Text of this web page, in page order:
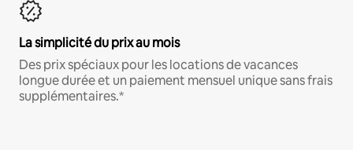
La simplicité du prix au mois
Des prix spéciaux pour les locations de vacances
longue durée et un paiement mensuel unique sans frais
supplémentaires.*